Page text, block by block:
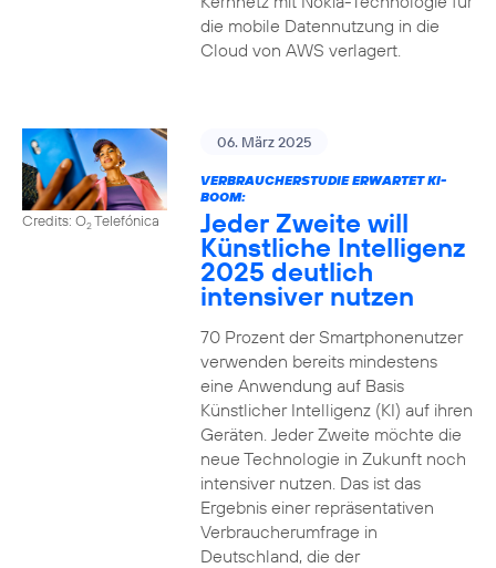
die mobile Datennutzung in die
Cloud von AWS verlagert.
Credits: O2Telefónica
06. März 2025
VERBRAUCHERSTUDIE ERWARTET KI-
BOOM:
Jeder Zweite will
Künstliche Intelligenz
2025 deutlich
intensiver nutzen
70 Prozent der Smartphonenutzer
verwenden bereits mindestens
eine Anwendung auf Basis
Künstlicher Intelligenz (KI) auf ihren
Geräten. Jeder Zweite möchte die
neue Technologie in Zukunft noch
intensiver nutzen. Das ist das
Ergebnis einer repräsentativen
Verbraucherumfrage in
Deutschland, die der